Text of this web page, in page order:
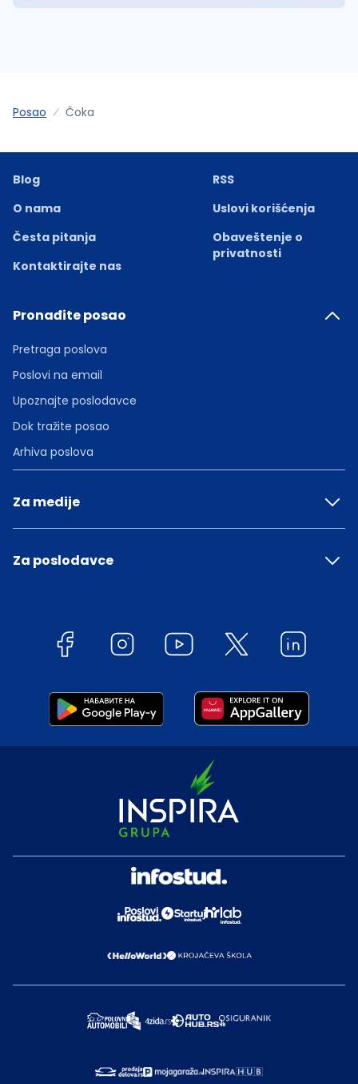
Posao Čoka
Blog
O nama
Česta pitanja
Kontaktirajte nas
RSS
Uslovi korišćenja
Obaveštenje o
privatnosti
Pronađite posao
Pretraga poslova
Poslovi na email
Upoznajte poslodavce
Dok tražite posao
Arhiva poslova
Za medije
Za poslodavce